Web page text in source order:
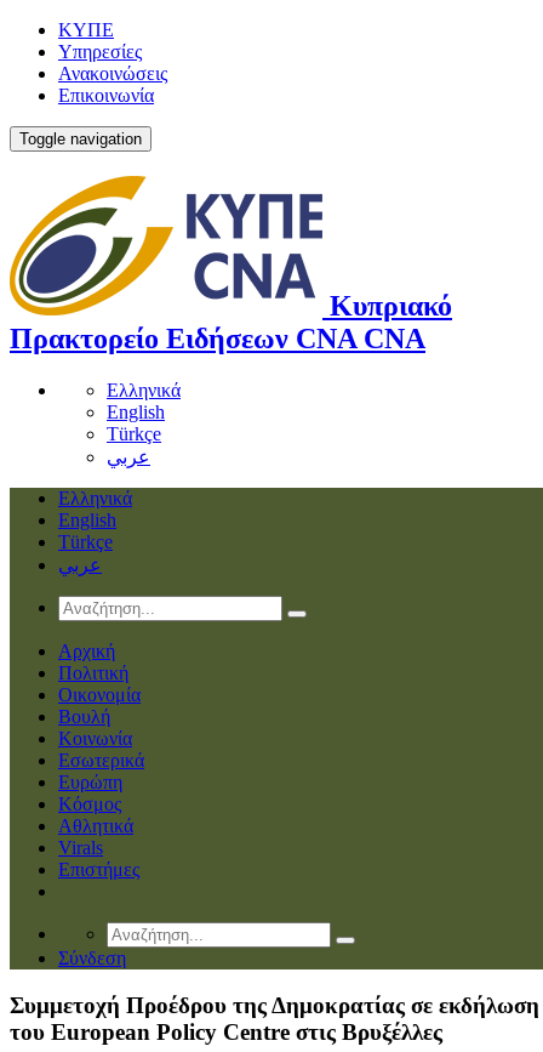
ΚΥΠΕ
Υπηρεσίες
Ανακοινώσεις
Επικοινωνία
Toggle navigation
Κυπριακό
Πρακτορείο Ειδήσεων CNA CNA
Ελληνικά
English
Türkçe
عربي
Ελληνικά
English
Türkçe
عربي
Αρχική
Πολιτική
Οικονομία
Βουλή
Κοινωνία
Εσωτερικά
Ευρώπη
Κόσμος
Αθλητικά
Virals
Επιστήμες
Σύνδεση
Συμμετοχή Προέδρου της Δημοκρατίας σε εκδήλωση
του European Policy Centre στις Βρυξέλλες